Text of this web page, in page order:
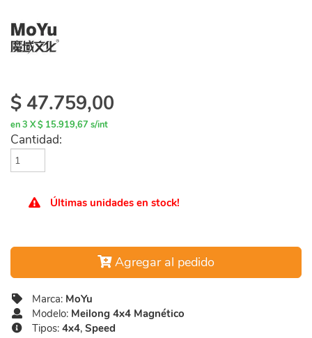
$47.759,00
en 3 X $ 15.919,67 s/int
Cantidad:
Últimas unidades en stock!
Agregar al pedido
Marca: MoYu
Modelo: Meilong 4x4 Magnético
Tipos: 4x4, Speed